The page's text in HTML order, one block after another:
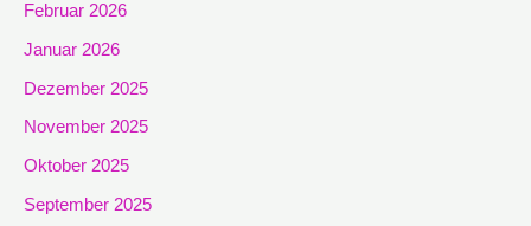
Februar 2026
Januar 2026
Dezember 2025
November 2025
Oktober 2025
September 2025